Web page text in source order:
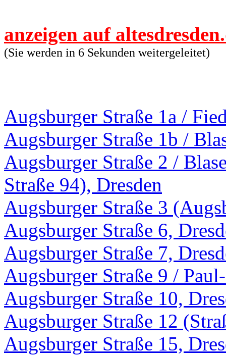
anzeigen auf
(Sie werden in 6 Sekunden weitergeleitet)
Augsburger Straße 1a /
Augsburger Straße 1b /
Augsburger Straße 2 /
Straße 94), Dresden
Augsburger Straße 3
Augsburger Straße 6,
Augsburger Straße 7,
Augsburger Straße 9 /
Augsburger Straße 10,
Augsburger Straße 12
Augsburger Straße 15,